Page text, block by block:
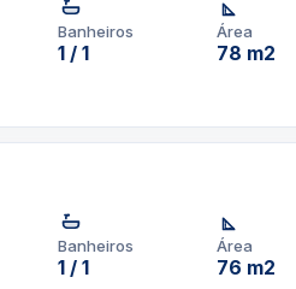
Banheiros
1 / 1
Área
78 m2
Banheiros
1 / 1
Área
76 m2